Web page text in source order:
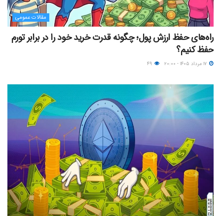
مقالات عمومی
راه‌های حفظ ارزش پول؛ چگونه قدرت خرید خود را در برابر تورم
حفظ کنیم؟